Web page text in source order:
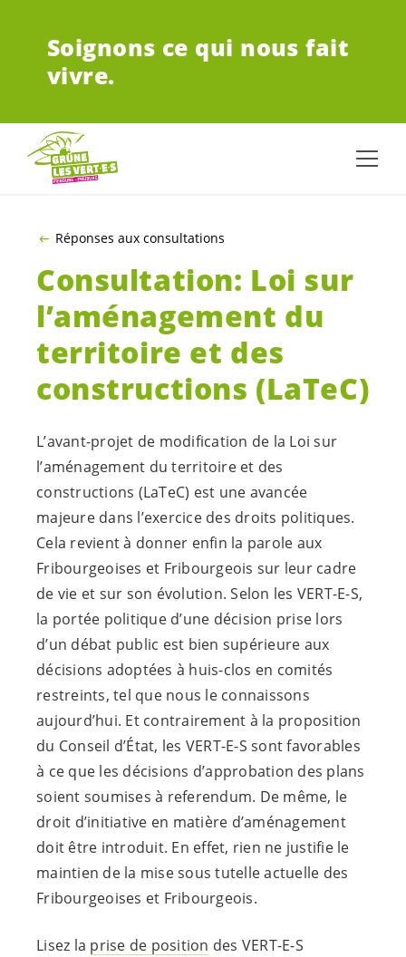
Soignons ce qui nous fait
vivre.
Réponses aux consultations
Consultation: Loi sur
l’aménagement du
territoire et des
constructions (LaTeC)
L’avant-projet de modification de la Loi sur
l’aménagement du territoire et des
constructions (LaTeC) est une avancée
majeure dans l’exercice des droits politiques.
Cela revient à donner enfin la parole aux
Fribourgeoises et Fribourgeois sur leur cadre
de vie et sur son évolution. Selon les VERT-E-S,
la portée politique d’une décision prise lors
d’un débat public est bien supérieure aux
décisions adoptées à huis-clos en comités
restreints, tel que nous le connaissons
aujourd’hui. Et contrairement à la proposition
du Conseil d’État, les VERT-E-S sont favorables
à ce que les décisions d’approbation des plans
soient soumises à referendum. De même, le
droit d’initiative en matière d’aménagement
doit être introduit. En effet, rien ne justifie le
maintien de la mise sous tutelle actuelle des
Fribourgeoises et Fribourgeois.
Lisez la prise de position des VERT-E-S